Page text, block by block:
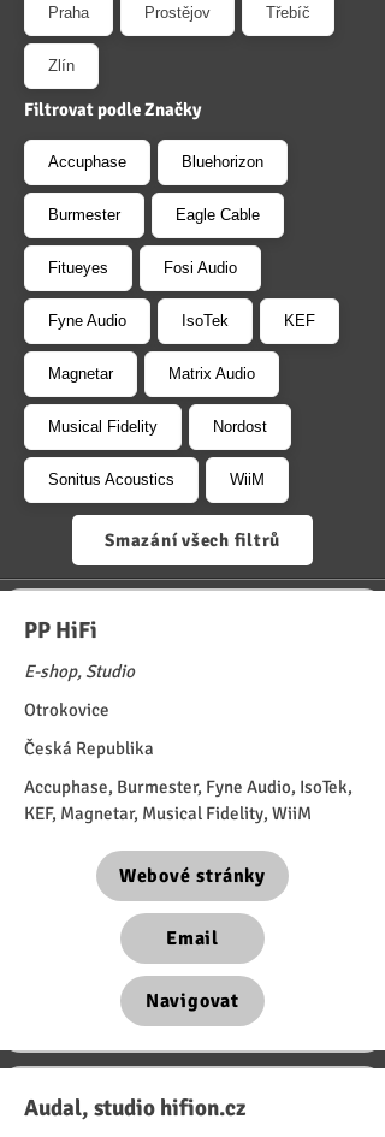
Praha Prostějov Třebíč
Zlín
Filtrovat podle Značky
Accuphase Bluehorizon
Burmester Eagle Cable
Fitueyes Fosi Audio
Fyne Audio IsoTek KEF
Magnetar Matrix Audio
Musical Fidelity Nordost
Sonitus Acoustics WiiM
Smazání všech filtrů
PP HiFi
E-shop, Studio
Otrokovice
Česká Republika
Accuphase, Burmester, Fyne Audio, IsoTek,
KEF, Magnetar, Musical Fidelity, WiiM
Webové stránky
Email
Navigovat
Audal, studio hifion.cz